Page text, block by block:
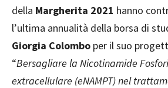
della Margherita 2021 hanno
l’ultima annualità della borsa di
Giorgia Colombo per il suo
“Bersagliare la Nicotinamide
extracellulare (eNAMPT) nel